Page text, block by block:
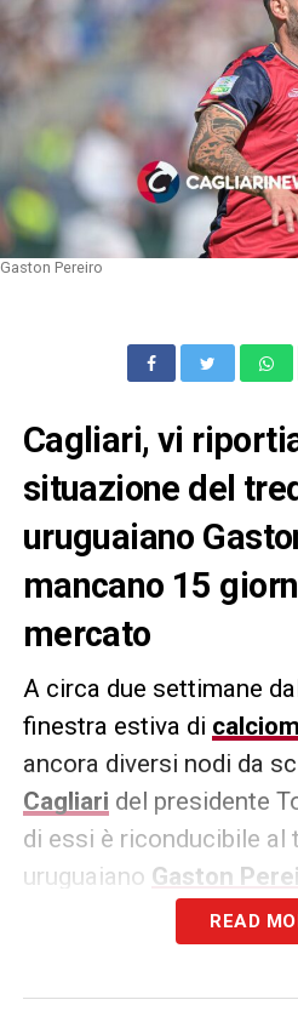
Gaston Pereiro
Cagliari, vi
situazione del
uruguaiano
mancano 15
mercato
A circa due settimane
finestra estiva di
ancora diversi nodi da
Cagliari del presidente
di essi è riconducibile al
uruguaiano Gaston
resta ancora da scrivere.
READ